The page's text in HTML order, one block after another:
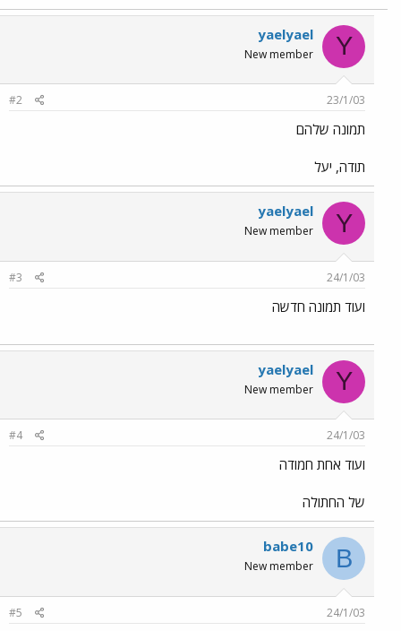
Y
yaelyael
New member
23/1/03
#2
תמונה שלהם
תודה, יעל
Y
yaelyael
New member
24/1/03
#3
ועוד תמונה חדשה
Y
yaelyael
New member
24/1/03
#4
ועוד אחת חמודה
של החתולה
B
babe10
New member
24/1/03
#5